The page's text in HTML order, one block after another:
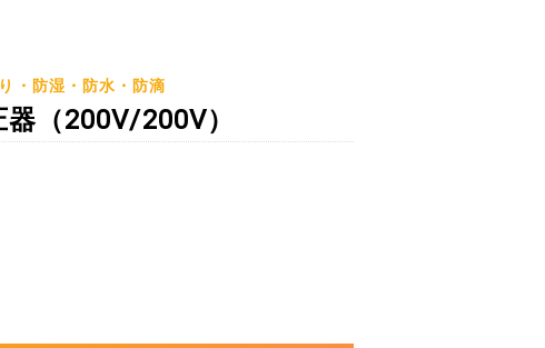
・防湿・防水・防滴
（200V/200V）